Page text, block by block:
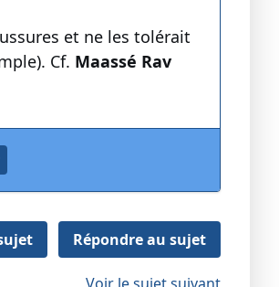
et ne les tolérait
Cf. Maassé Rav
Répondre au sujet